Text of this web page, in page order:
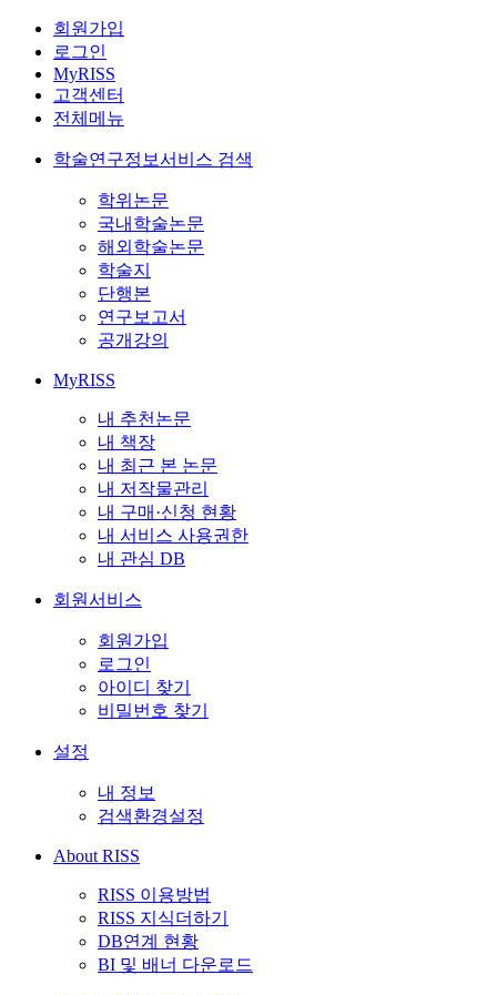
회원가입
로그인
MyRISS
고객센터
전체메뉴
학술연구정보서비스 검색
학위논문
국내학술논문
해외학술논문
학술지
단행본
연구보고서
공개강의
MyRISS
내 추천논문
내 책장
내 최근 본 논문
내 저작물관리
내 구매·신청 현황
내 서비스 사용권한
내 관심 DB
회원서비스
회원가입
로그인
아이디 찾기
비밀번호 찾기
설정
내 정보
검색환경설정
About RISS
RISS 이용방법
RISS 지식더하기
DB연계 현황
BI 및 배너 다운로드